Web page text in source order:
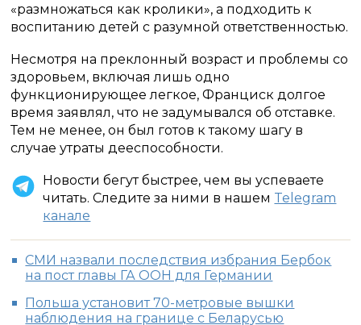
«размножаться как кролики», а подходить к
воспитанию детей с разумной ответственностью.
Несмотря на преклонный возраст и проблемы со
здоровьем, включая лишь одно
функционирующее легкое, Франциск долгое
время заявлял, что не задумывался об отставке.
Тем не менее, он был готов к такому шагу в
случае утраты дееспособности.
Новости бегут быстрее, чем вы успеваете
читать. Следите за ними в нашем Telegram
канале
СМИ назвали последствия избрания Бербок
на пост главы ГА ООН для Германии
Польша установит 70-метровые вышки
наблюдения на границе с Беларусью